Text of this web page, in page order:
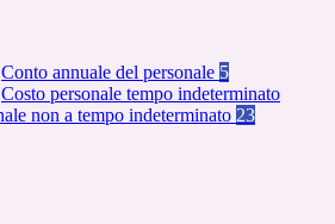
Conto annuale del personale 5
Costo personale tempo indeterminato
non a tempo indeterminato 23